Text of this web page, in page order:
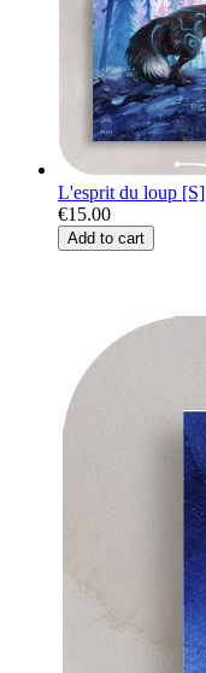
L'esprit du loup [S]
€15.00
Add to cart